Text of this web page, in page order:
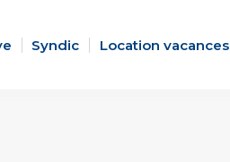
Syndic Location vacances